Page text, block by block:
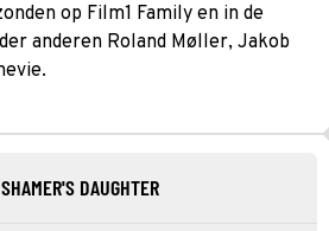
op Film1 Family en in de
anderen Roland Møller, Jakob
DAUGHTER